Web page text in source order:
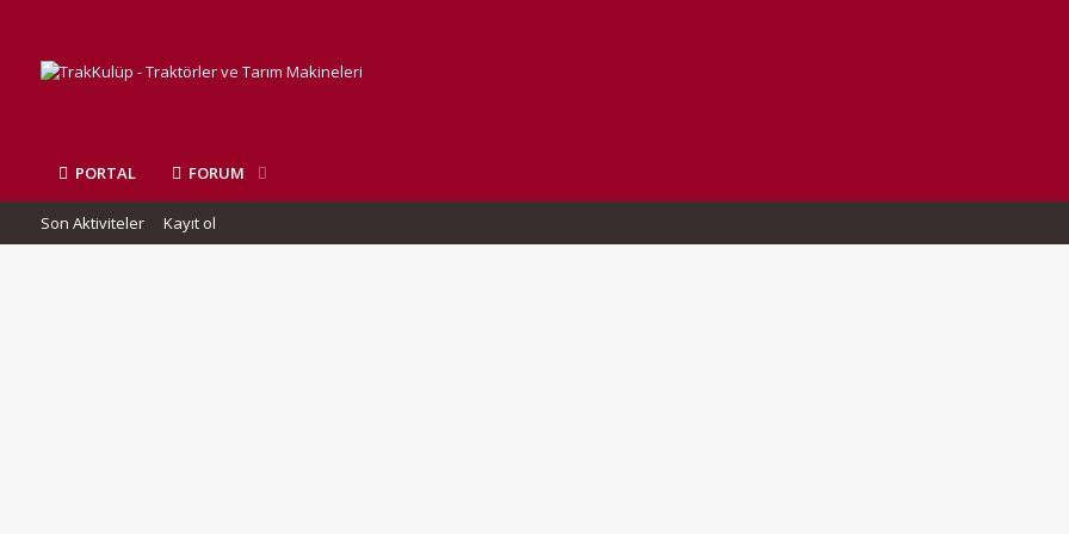
PORTAL FORUM
Son Aktiviteler Kayıt ol